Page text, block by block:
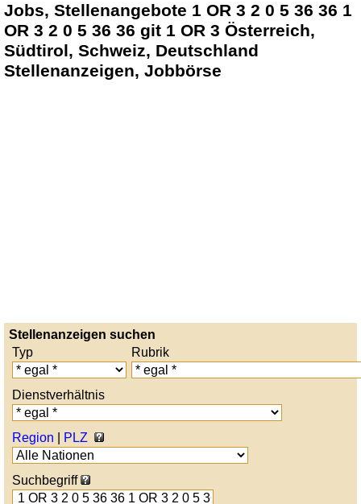
Jobs, Stellenangebote 1 OR 3 2 0 5 36 36 1
OR 3 2 0 5 36 36 git 1 OR 3 Österreich,
Südtirol, Schweiz, Deutschland
Stellenanzeigen, Jobbörse
Stellenanzeigen suchen
Typ
Rubrik
Dienstverhältnis
Region PLZ
Suchbegriff